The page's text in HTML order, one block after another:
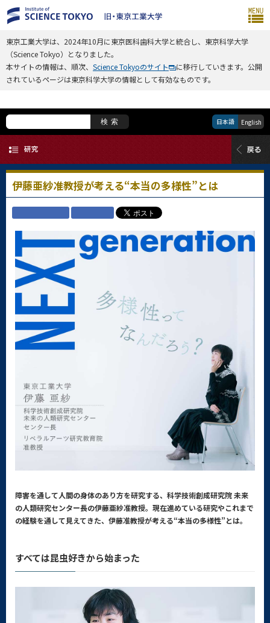
東京工業大学は、2024年10月に東京医科歯科大学と統合し、東京科学大学
（Science Tokyo）となりました。
本サイトの情報は、順次、 Science Tokyoのサイト
に移行していきます。公開
されているページは東京科学大学の情報として有効なものです。
検索 日本語 English
伊藤亜紗准教授が考える“本当の多様性”とは
障害を通して人間の身体のあり方を研究する、科学技術創成研究院 未来
の人類研究センター長の伊藤亜紗准教授。現在進めている研究やこれまで
の経験を通して見えてきた、伊藤准教授が考える“本当の多様性”とは。
すべては昆虫好きから始まった